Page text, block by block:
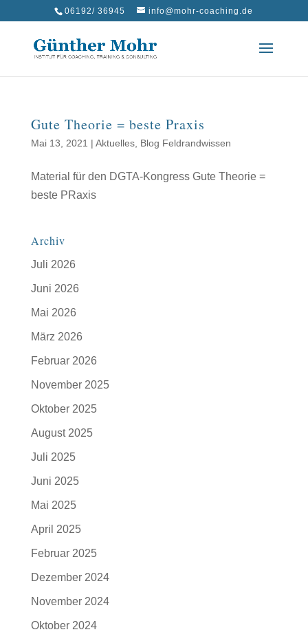
06192/ 36945 info@mohr-coaching.de
Gute Theorie = beste Praxis
Mai 13, 2021 | Aktuelles, Blog Feldrandwissen
Material für den DGTA-Kongress Gute Theorie =
beste PRaxis
Archiv
Juli 2026
Juni 2026
Mai 2026
März 2026
Februar 2026
November 2025
Oktober 2025
August 2025
Juli 2025
Juni 2025
Mai 2025
April 2025
Februar 2025
Dezember 2024
November 2024
Oktober 2024